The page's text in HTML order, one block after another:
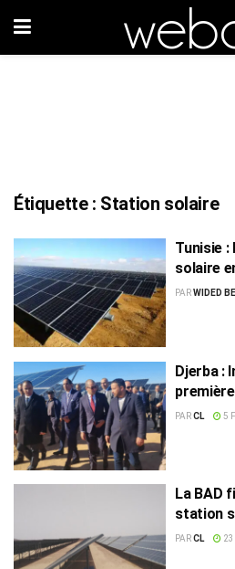
Étiquette : Station solaire
Tunisie
solaire
PARWIDED
Djerba :
est
PARCL 5
La BAD
station
PARCL